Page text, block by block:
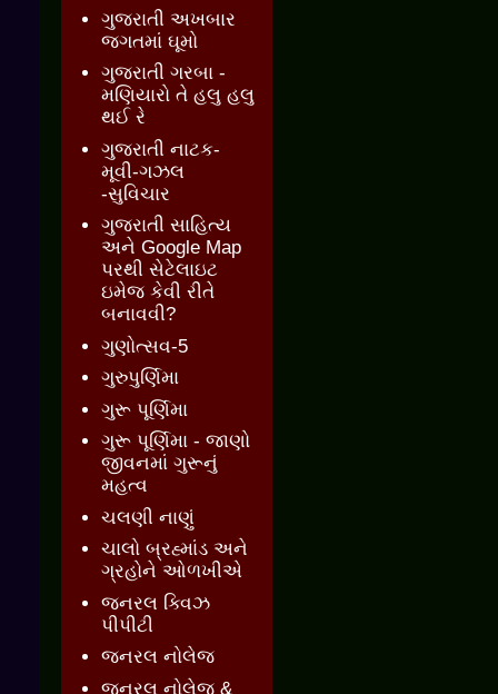
ગુજરાતી અખબાર
જગતમાં ઘૂમો
ગુજરાતી ગરબા -
મણિયારો તે હલુ હલુ
થઈ રે
ગુજરાતી નાટક-
મૂવી-ગઝલ
-સુવિચાર
ગુજરાતી સાહિત્ય
અને Google Map
પરથી સેટેલાઇટ
ઇમેજ કેવી રીતે
બનાવવી?
ગુણોત્સવ-5
ગુરુપુર્ણિમા
ગુરૂ પૂર્ણિમા
ગુરૂ પૂર્ણિમા - જાણો
જીવનમાં ગુરૂનું
મહત્વ
ચલણી નાણું
ચાલો બ્રહ્માંડ અને
ગ્રહોને ઓળખીએ
જનરલ ક્વિઝ
પીપીટી
જનરલ નોલેજ
જનરલ નોલેજ &